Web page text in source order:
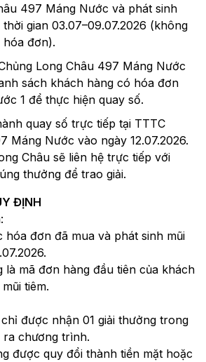
497 Máng Nước và phát sinh
gian 03.07–09.07.2026 (không
đơn).
Long Châu 497 Máng Nước
sách khách hàng có hóa đơn
1 để thực hiện quay số.
quay số trực tiếp tại TTTC
Máng Nước vào ngày 12.07.2026.
Châu sẽ liên hệ trực tiếp với
thưởng để trao giải.
ĐỊNH
hóa đơn đã mua và phát sinh mũi
là mã đơn hàng đầu tiên của khách
tiêm.
được nhận 01 giải thưởng trong
ra chương trình.
được quy đổi thành tiền mặt hoặc